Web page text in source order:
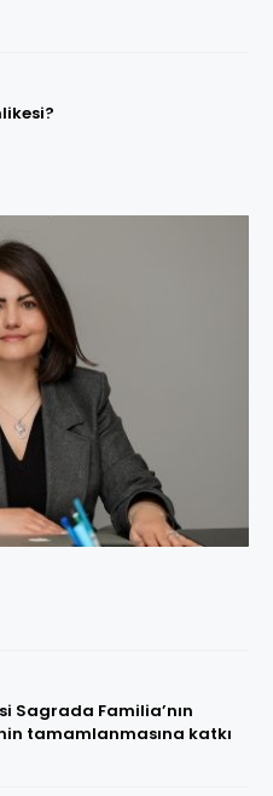
Sagrada Familia’nın
tamamlanmasına katkı